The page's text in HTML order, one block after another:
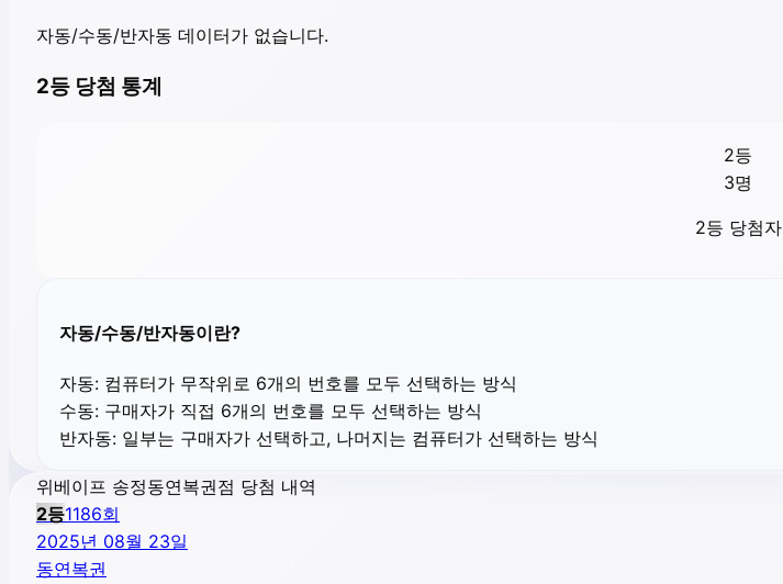
자동/수동/반자동 데이터가 없습니다.
2등 당첨 통계
2등
3명
2등 당첨자
자동/수동/반자동이란?
자동: 컴퓨터가 무작위로 6개의 번호를 모두 선택하는 방식
수동: 구매자가 직접 6개의 번호를 모두 선택하는 방식
반자동: 일부는 구매자가 선택하고, 나머지는 컴퓨터가 선택하는 방식
위베이프 송정동연복권점 당첨 내역
2등1186회
2025년 08월 23일
동연복권